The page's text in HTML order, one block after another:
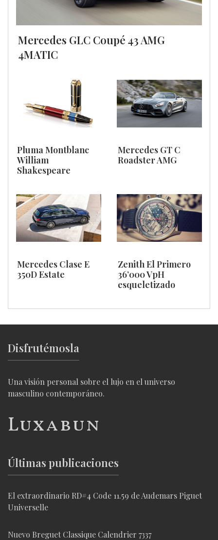
Mercedes GLC Coupé 43 AMG
4MATIC
Pluma Montblanc
William
Shakespeare
Mercedes GT C
Roadster AMG
Mercedes Clase E
350D Estate
Zenith El Primero
36’000 VpH
esqueletizado
Disfrutémosla
Una visión personal sobre el lujo en el universo
masculino contemporáneo.
Luxabun
Últimas publicaciones
El extraordinario RD#4 Code 11.59 de Audemars Piguet
Universelle
Nuevo Breguet Classique Calendrier 7337